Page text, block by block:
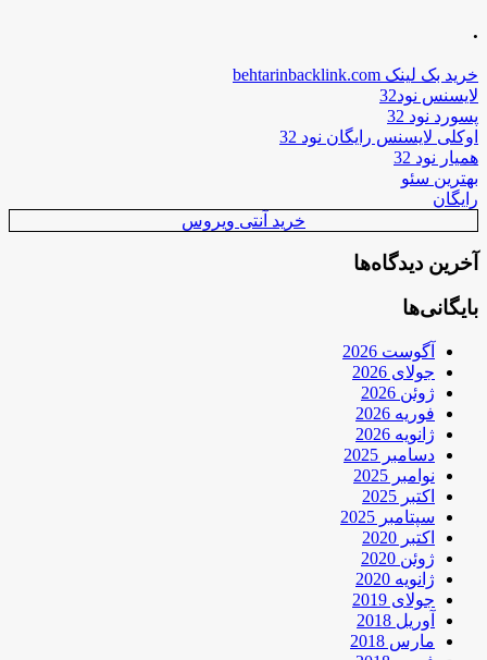
.
خرید بک لینک behtarinbacklink.com
لایسنس نود32
پسورد نود 32
اوکلی لایسنس رایگان نود 32
همیار نود 32
بهترین سئو
رایگان
خرید آنتی ویروس
آخرین دیدگاه‌ها
بایگانی‌ها
آگوست 2026
جولای 2026
ژوئن 2026
فوریه 2026
ژانویه 2026
دسامبر 2025
نوامبر 2025
اکتبر 2025
سپتامبر 2025
اکتبر 2020
ژوئن 2020
ژانویه 2020
جولای 2019
آوریل 2018
مارس 2018